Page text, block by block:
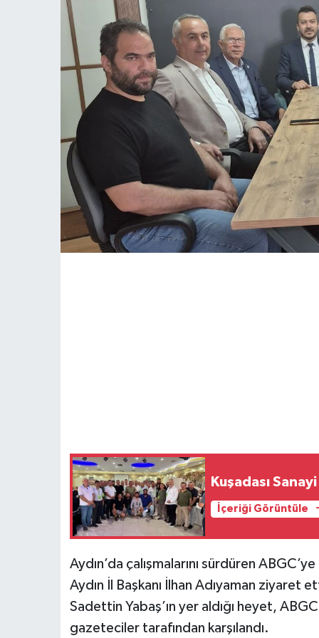
Kuşadası
İçeriği Görüntüle
Aydın’da çalışmalarını sürdüren
Aydın İl Başkanı İlhan Adıyaman ziyaret
Sadettin Yabaş’ın yer aldığı heyet,
gazeteciler tarafından karşılandı.